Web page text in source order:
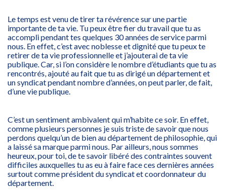
Le temps est venu de tirer ta révérence sur une partie
importante de ta vie. Tu peux être fier du travail que tu as
accompli pendant tes quelques 30 années de service parmi
nous. En effet, c’est avec noblesse et dignité que tu peux te
retirer de ta vie professionnelle et j’ajouterai de ta vie
publique. Car, si l’on considère le nombre d’étudiants que tu as
rencontrés, ajouté au fait que tu as dirigé un département et
un syndicat pendant nombre d’années, on peut parler, de fait,
d’une vie publique.
C’est un sentiment ambivalent qui m’habite ce soir. En effet,
comme plusieurs personnes je suis triste de savoir que nous
perdons quelqu’un de bien au département de philosophie, qui
a laissé sa marque parmi nous. Par ailleurs, nous sommes
heureux, pour toi, de te savoir libéré des contraintes souvent
difficiles auxquelles tu as eu à faire face ces dernières années
surtout comme président du syndicat et coordonnateur du
département.